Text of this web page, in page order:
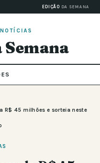
EDIÇÃO DA SEMANA
R$ 45 milhões e sorteia neste